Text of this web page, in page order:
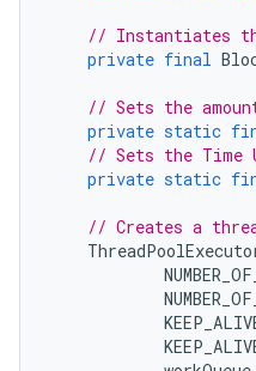
// Instantiates the
private final
// Sets the
private static
// Sets the Time
private static
// Creates a